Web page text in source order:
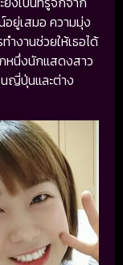
ยู่เสมอ ความมุ่ง
ำงานช่วยให้เธอได้
หนึ่งนักแสดงสาว
นญี่ปุ่นและต่าง